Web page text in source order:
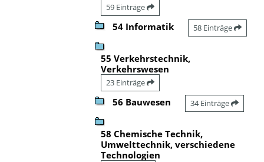
59 Einträge
54 Informatik 58 Einträge
55 Verkehrstechnik,
Verkehrswesen
23 Einträge
56 Bauwesen 34 Einträge
58 Chemische Technik,
Umwelttechnik, verschiedene
Technologien